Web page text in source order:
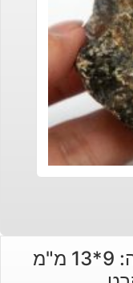
רובי מלוטש לשיבוץ מידה: 9*13 מ"מ